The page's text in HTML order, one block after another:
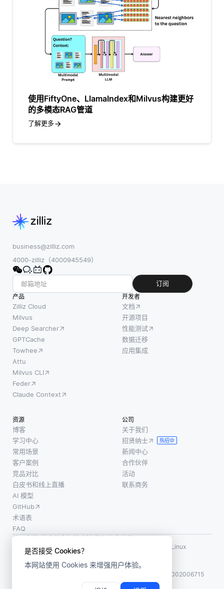
是否接受 Cookies？
本网站使用 Cookies 来增强用户体验。
使用FiftyOne、LlamaIndex和Milvus构建更好
的多模态RAG管道
了解更多
business@zilliz.com
4000-zilliz（4000945549）
订阅
产品
Zilliz Cloud
Milvus
Deep Searcher
GPTCache
Towhee
Attu
Milvus CLI
Feder
Claude Context
开发者
文档
开源项目
性能测试
数据迁移
应用集成
资源
博客
学习中心
常用场景
客户案例
竞品对比
白皮书和线上直播
AI 模型
GitHub
术语表
FAQ
公司
关于我们
招贤纳士
热招中
新闻中心
合作伙伴
活动
联系商务
使用条款·个人信息保护政策·数据安全政策
LF AI、LF AI & Data、Milvus，以及相关的开源项目名称为 Linux
Foundation 所有商标
版权所有 ©2026 上海赜睿信息科技有限公司保留所有权利
沪公网安备31011002006715